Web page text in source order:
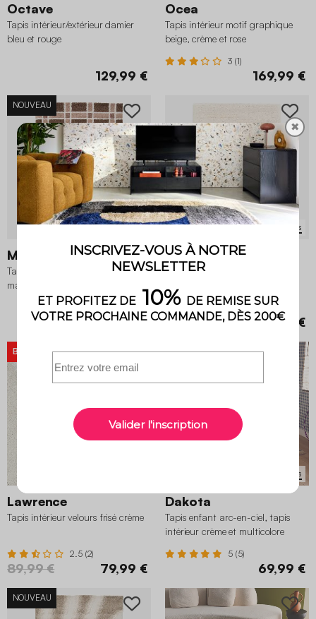
Octave
Tapis intérieur/extérieur damier
bleu et rouge
129,99 €
Ocea
Tapis intérieur motif graphique
beige, crème et rose
3 (1)
169,99 €
3 variantes
NOUVEAU
Miro
Tapis intérieur motif quadrillage
marron et rose
109,99 €
3 variantes
Rio
Tapis intérieur motif avec relief
199,99 €
BON PLAN-11%
Lawrence
Tapis intérieur velours frisé crème
2.5 (2)
89,99 € 79,99 €
2 variantes
Fabriqué en Belgique
Dakota
Tapis enfant arc-en-ciel, tapis
intérieur crème et multicolore
5 (5)
69,99 €
NOUVEAU
✖